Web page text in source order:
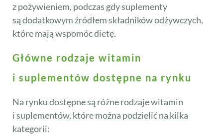
z pożywieniem, podczas gdy suplementy
są dodatkowym źródłem składników odżywczych,
które mają wspomóc dietę.
Główne rodzaje witamin
i suplementów dostępne na rynku
Na rynku dostępne są różne rodzaje witamin
i suplementów, które można podzielić na kilka
kategorii: